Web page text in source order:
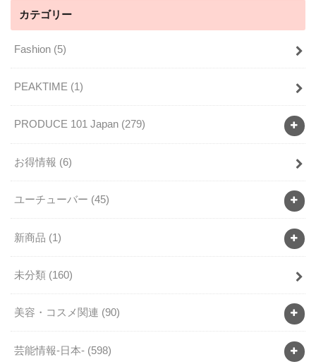
カテゴリー
Fashion (5)
PEAKTIME (1)
PRODUCE 101 Japan (279)
お得情報 (6)
ユーチューバー (45)
新商品 (1)
未分類 (160)
美容・コスメ関連 (90)
芸能情報-日本- (598)